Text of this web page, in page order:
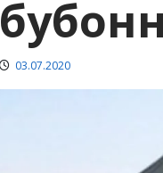
03.07.2020